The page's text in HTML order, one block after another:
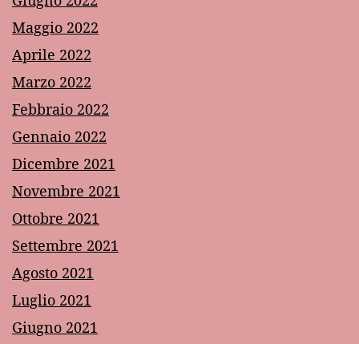
Maggio 2022
Aprile 2022
Marzo 2022
Febbraio 2022
Gennaio 2022
Dicembre 2021
Novembre 2021
Ottobre 2021
Settembre 2021
Agosto 2021
Luglio 2021
Giugno 2021